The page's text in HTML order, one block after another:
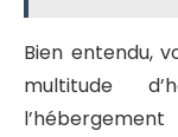
Bien entendu,
multitude